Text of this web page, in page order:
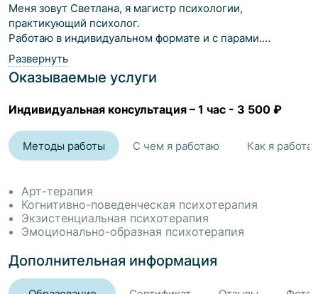
Меня зовут Светлана, я магистр психологии,
практикующий психолог.
Работаю в индивидуальном формате и с парами.
Принципами моей работы являются: бережное и
безоценочное отношение, эмпатия и поддержка. В
процессе сессий важным считаю комфорт и
клиента.
Основные запросы, с которыми я работаю:
• любовь к себе, самоценность, самооценка,
уверенность в себе;
• саморазвитие, постановка и достижение целей,
ресурсы;
целей и желаний;
• выстраивание личных границ, навык говорить «нет»;
Развернуть
Оказываемые услуги
Индивидуальная консультация – 1 час - 3 500 ₽
Методы работы С чем я работаю Как я
Арт-терапия
Когнитивно-поведенческая психотерапия
Экзистенциальная психотерапия
Эмоционально-образная психотерапия
Дополнительная информация